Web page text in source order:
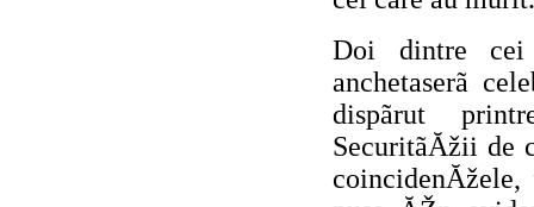
Doi dintre
anchetaserã
dispãrut
SecuritãĂžii de